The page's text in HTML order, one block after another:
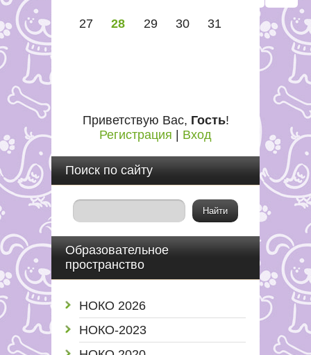
27 28 29 30 31
Приветствую Вас, Гость!
Регистрация
Вход
Поиск по сайту
Образовательное
пространство
НОКО 2026
НОКО-2023